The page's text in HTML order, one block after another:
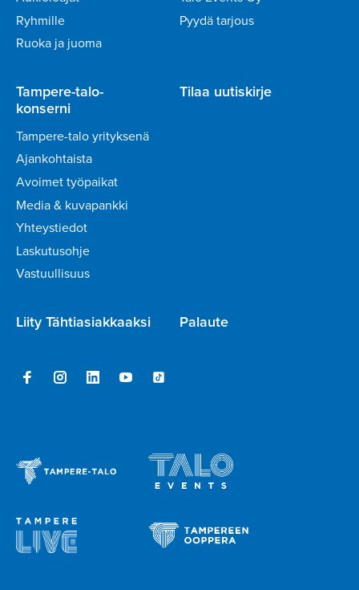
Ryhmille
Ruoka ja juoma
Pyydä tarjous
Tampere-talo-
konserni
Tampere-talo yrityksenä
Ajankohtaista
Avoimet työpaikat
Media & kuvapankki
Yhteystiedot
Laskutusohje
Vastuullisuus
Tilaa uutiskirje
Liity Tähtiasiakkaaksi Palaute